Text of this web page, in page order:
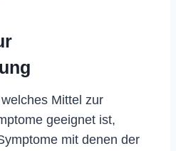
Mittel zur
geeignet ist,
mit denen der